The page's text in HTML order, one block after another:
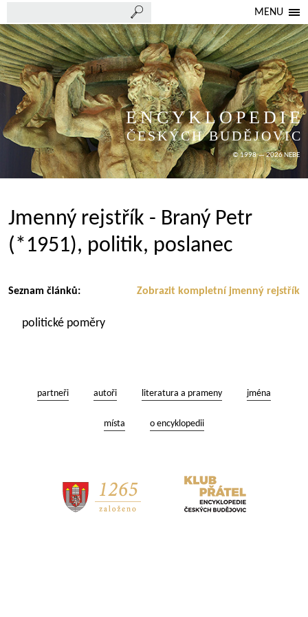
MENU
ENCYKLOPEDIE
ČESKÝCH BUDĚJOVIC
© 1998 — 2026 NEBE
Jmenný rejstřík - Braný Petr
(*1951), politik, poslanec
Zobrazit kompletní jmenný rejstřík
Seznam článků:
politické poměry
partneři autoři literatura a prameny jména
místa o encyklopedii